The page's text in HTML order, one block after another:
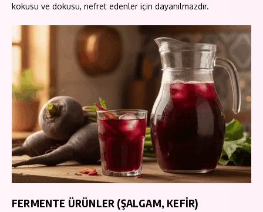
kokusu ve dokusu, nefret edenler için dayanılmazdır.
FERMENTE ÜRÜNLER (ŞALGAM, KEFİR)